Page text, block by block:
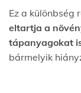
Ez a különbség
eltartja a
tápanyagokat
bármelyik